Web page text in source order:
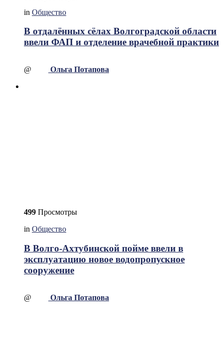
in Общество
В отдалённых сёлах Волгоградской области
ввели ФАП и отделение врачебной практики
@ Ольга Потапова
499 Просмотры
in Общество
В Волго-Ахтубинской пойме ввели в
эксплуатацию новое водопропускное
сооружение
@ Ольга Потапова